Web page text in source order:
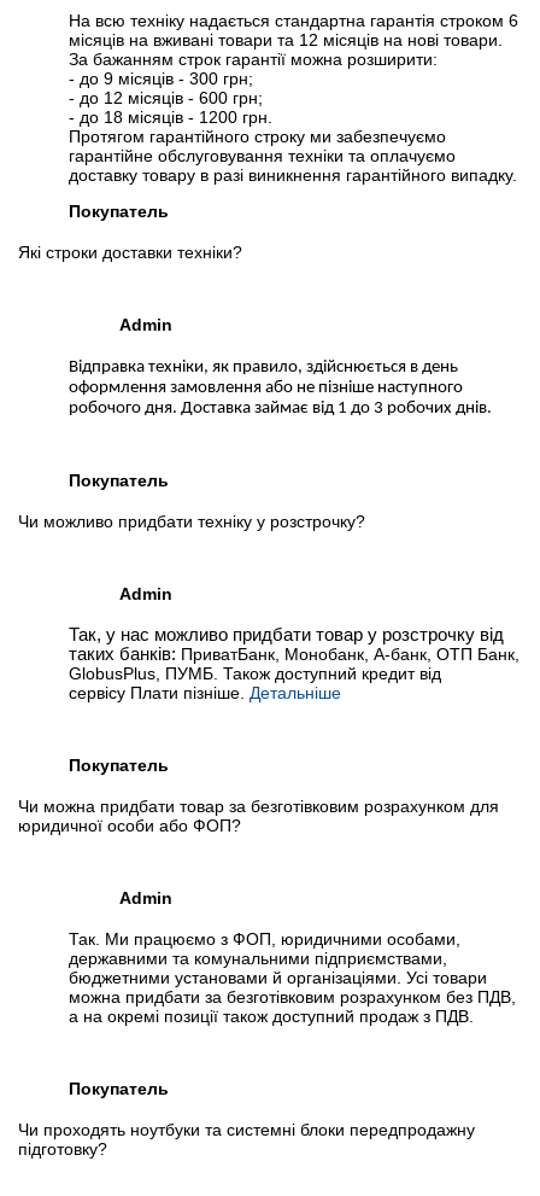
На всю техніку надається стандартна гарантія строком 6
місяців на вживані товари та 12 місяців на нові товари.
За бажанням строк гарантії можна розширити:
- до 9 місяців - 300 грн;
- до 12 місяців - 600 грн;
- до 18 місяців - 1200 грн.
Протягом гарантійного строку ми забезпечуємо
гарантійне обслуговування техніки та оплачуємо
доставку товару в разі виникнення гарантійного випадку.
Покупатель
Які строки доставки техніки?
Admin
Відправка техніки, як правило, здійснюється в день
оформлення замовлення або не пізніше наступного
робочого дня. Доставка займає від 1 до 3 робочих днів.
Покупатель
Чи можливо придбати техніку у розстрочку?
Admin
Так, у нас можливо придбати товар у розстрочку від
таких банків: ПриватБанк, Монобанк, А-банк, ОТП Банк,
GlobusPlus, ПУМБ. Також доступний кредит від
сервісу Плати пізніше. Детальніше
Покупатель
Чи можна придбати товар за безготівковим розрахунком для
юридичної особи або ФОП?
Admin
Так. Ми працюємо з ФОП, юридичними особами,
державними та комунальними підприємствами,
бюджетними установами й організаціями. Усі товари
можна придбати за безготівковим розрахунком без ПДВ,
а на окремі позиції також доступний продаж з ПДВ.
Покупатель
Чи проходять ноутбуки та системні блоки передпродажну
підготовку?